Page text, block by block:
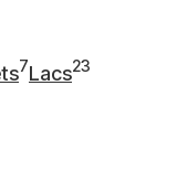
7Lacs23
23